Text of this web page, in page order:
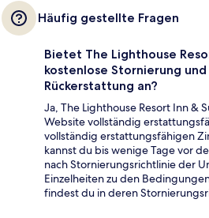
Häufig gestellte Fragen
Bietet The Lighthouse
kostenlose Stornierung
Rückerstattung an?
Ja, The Lighthouse Resort Inn &
Website vollständig
vollständig erstattungsfähigen
kannst du bis wenige Tage vor
nach Stornierungsrichtlinie der
Einzelheiten zu den
findest du in deren